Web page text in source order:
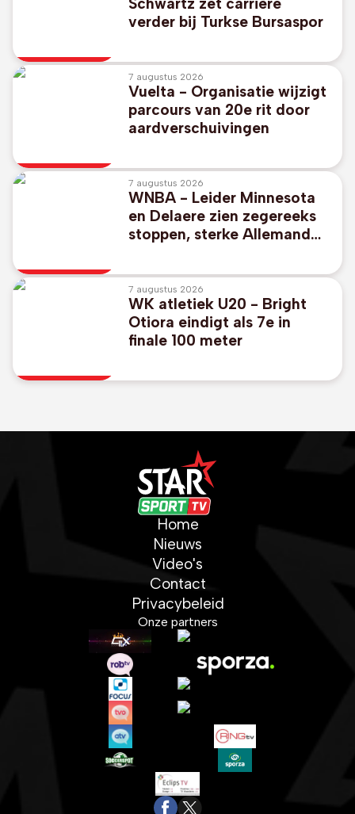
verder bij Turkse Bursaspor
7 augustus 2026
Vuelta - Organisatie wijzigt
parcours van 20e rit door
aardverschuivingen
7 augustus 2026
WNBA - Leider Minnesota
en Delaere zien zegereeks
stoppen, sterke Allemand
7 augustus 2026
WK atletiek U20 - Bright
Otiora eindigt als 7e in
finale 100 meter
Home
Nieuws
Video's
Contact
Privacybeleid
Onze partners